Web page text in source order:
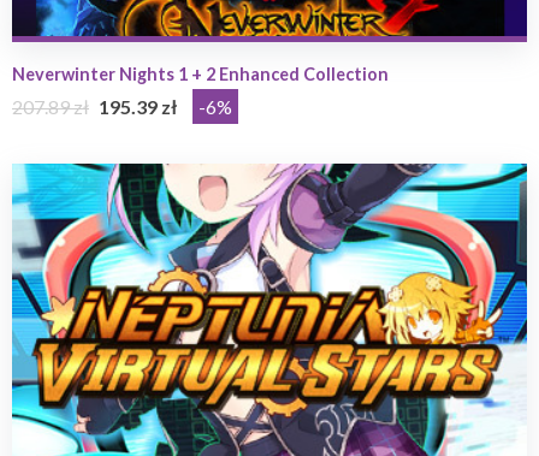
Neverwinter Nights 1 + 2 Enhanced Collection
207.89 zł 195.39 zł -6%